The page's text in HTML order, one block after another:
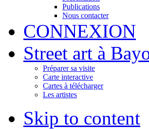
Publications
Nous contacter
CONNEXION
Street art à
Préparer sa visite
Carte interactive
Cartes à télécharger
Les artistes
Skip to content